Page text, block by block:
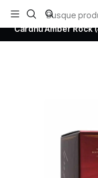
Todos los
Inicio Whisky
Scotch
Cardhu Amber Rock